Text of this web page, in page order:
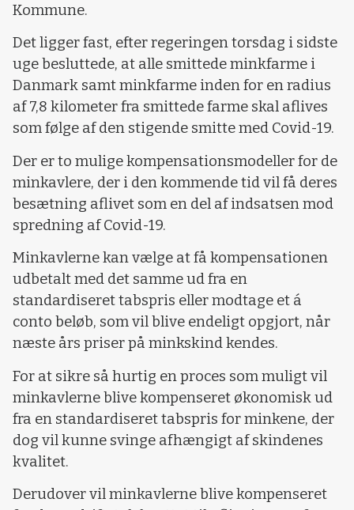
Kommune.
Det ligger fast, efter regeringen torsdag i sidste
uge besluttede, at alle smittede minkfarme i
Danmark samt minkfarme inden for en radius
af 7,8 kilometer fra smittede farme skal aflives
som følge af den stigende smitte med Covid-19.
Der er to mulige kompensationsmodeller for de
minkavlere, der i den kommende tid vil få deres
besætning aflivet som en del af indsatsen mod
spredning af Covid-19.
Minkavlerne kan vælge at få kompensationen
udbetalt med det samme ud fra en
standardiseret tabspris eller modtage et á
conto beløb, som vil blive endeligt opgjort, når
næste års priser på minkskind kendes.
For at sikre så hurtig en proces som muligt vil
minkavlerne blive kompenseret økonomisk ud
fra en standardiseret tabspris for minkene, der
dog vil kunne svinge afhængigt af skindenes
kvalitet.
Derudover vil minkavlerne blive kompenseret